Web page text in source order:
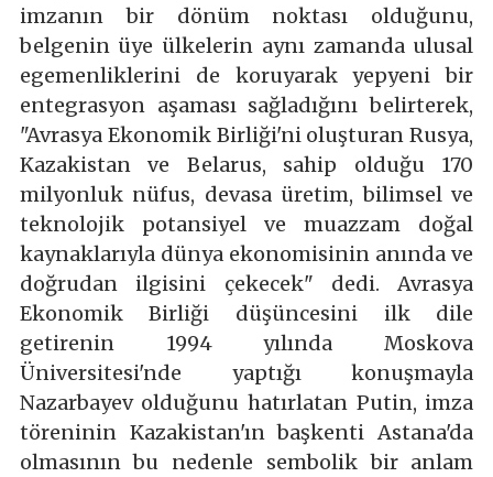
imzanın bir dönüm noktası olduğunu,
belgenin üye ülkelerin aynı zamanda ulusal
egemenliklerini de koruyarak yepyeni bir
entegrasyon aşaması sağladığını belirterek,
"Avrasya Ekonomik Birliği'ni oluşturan Rusya,
Kazakistan ve Belarus, sahip olduğu 170
milyonluk nüfus, devasa üretim, bilimsel ve
teknolojik potansiyel ve muazzam doğal
kaynaklarıyla dünya ekonomisinin anında ve
doğrudan ilgisini çekecek" dedi. Avrasya
Ekonomik Birliği düşüncesini ilk dile
getirenin 1994 yılında Moskova
Üniversitesi'nde yaptığı konuşmayla
Nazarbayev olduğunu hatırlatan Putin, imza
töreninin Kazakistan'ın başkenti Astana'da
olmasının bu nedenle sembolik bir anlam